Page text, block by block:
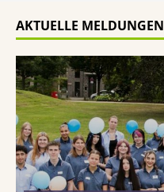
AKTUELLE MELDUNGEN